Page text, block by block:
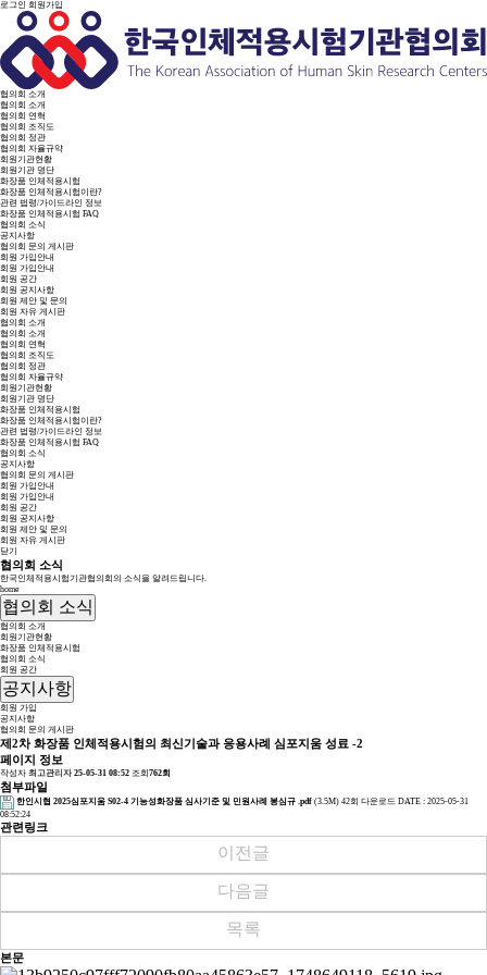
로그인 회원가입
협의회 소개
협의회 소개
협의회 연혁
협의회 조직도
협의회 정관
협의회 자율규약
회원기관현황
회원기관 명단
화장품 인체적용시험
화장품 인체적용시험이란?
관련 법령/가이드라인 정보
화장품 인체적용시험 FAQ
협의회 소식
공지사항
협의회 문의 게시판
회원 가입안내
회원 가입안내
회원 공간
회원 공지사항
회원 제안 및 문의
회원 자유 게시판
협의회 소개
협의회 소개
협의회 연혁
협의회 조직도
협의회 정관
협의회 자율규약
회원기관현황
회원기관 명단
화장품 인체적용시험
화장품 인체적용시험이란?
관련 법령/가이드라인 정보
화장품 인체적용시험 FAQ
협의회 소식
공지사항
협의회 문의 게시판
회원 가입안내
회원 가입안내
회원 공간
회원 공지사항
회원 제안 및 문의
회원 자유 게시판
닫기
협의회 소식
한국인체적용시험기관협의회의 소식을 알려드립니다.
home
협의회 소식
협의회 소개
회원기관현황
화장품 인체적용시험
협의회 소식
회원 공간
공지사항
회원 가입
공지사항
협의회 문의 게시판
제2차 화장품 인체적용시험의 최신기술과 응용사례 심포지움 성료 -2
페이지 정보
작성자 최고관리자 25-05-31 08:52 조회 762회
첨부파일
한인시협 2025심포지움 S02-4 기능성화장품 심사기준 및 민원사례 봉심규 .pdf (3.5M) 42회 다운로드 DATE : 2025-05-31
08:52:24
관련링크
이전글
다음글
목록
본문